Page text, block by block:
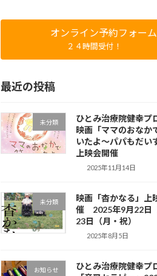
オンライン予約フォーム
２４時間受付！
最近の投稿
未分類
ひとみ治療院健幸プ
映画「ママのおなか
いたよ～パパもだい
上映会開催
2025年11月14日
未分類
映画「杳かなる」上
催 2025年9月22日
23日（月・祝）
2025年8月5日
お知らせ
ひとみ治療院健幸プ